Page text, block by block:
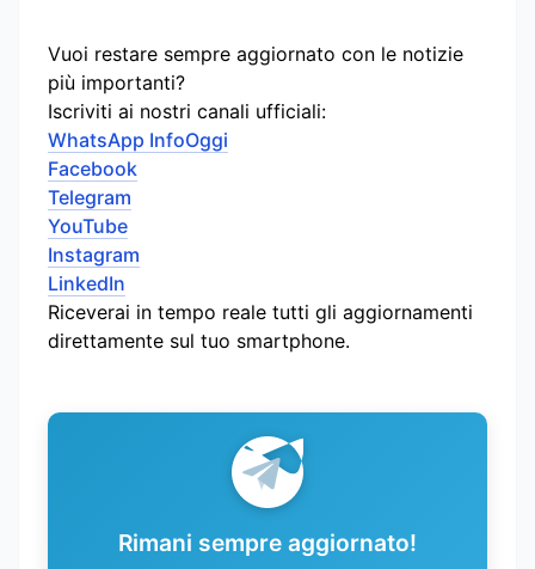
Vuoi restare sempre aggiornato con le notizie
più importanti?
Iscriviti ai nostri canali ufficiali:
WhatsApp InfoOggi
Facebook
Telegram
YouTube
Instagram
LinkedIn
Riceverai in tempo reale tutti gli aggiornamenti
direttamente sul tuo smartphone.
Rimani sempre aggiornato!